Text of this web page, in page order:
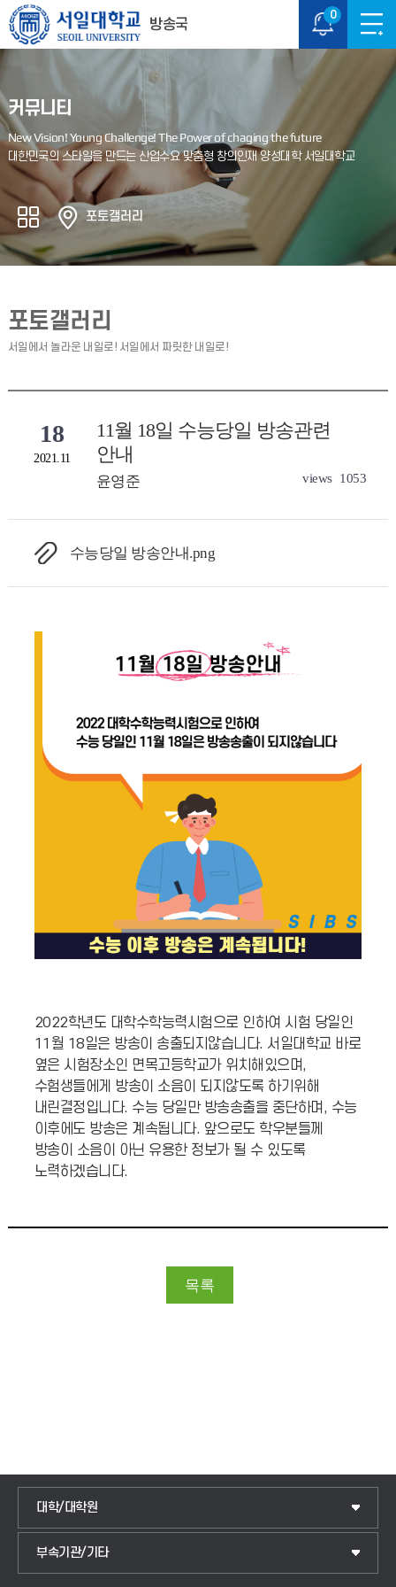
0
방송국
커뮤니티
포토갤러리
포토갤러리
18
2021.11
11월 18일 수능당일 방송관련
안내
윤영준 views 1053
수능당일 방송안내.png
2022학년도 대학수학능력시험으로 인하여 시험 당일인
11월 18일은 방송이 송출되지않습니다. 서일대학교 바로
옆은 시험장소인 면목고등학교가 위치해있으며,
수험생들에게 방송이 소음이 되지않도록 하기위해
내린결정입니다. 수능 당일만 방송송출을 중단하며, 수능
이후에도 방송은 계속됩니다. 앞으로도 학우분들께
방송이 소음이 아닌 유용한 정보가 될 수 있도록
노력하겠습니다.
대학/대학원
IoT전자공학과
전기공학과
부속기관/기타
국제교류센터